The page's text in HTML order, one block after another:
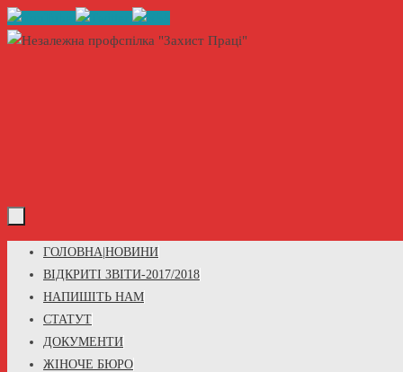
Skip
to
Skip
content
ГОЛОВНА|НОВИНИ
ВІДКРИТІ ЗВІТИ-2017/2018
НАПИШІТЬ НАМ
СТАТУТ
ДОКУМЕНТИ
ЖІНОЧЕ БЮРО